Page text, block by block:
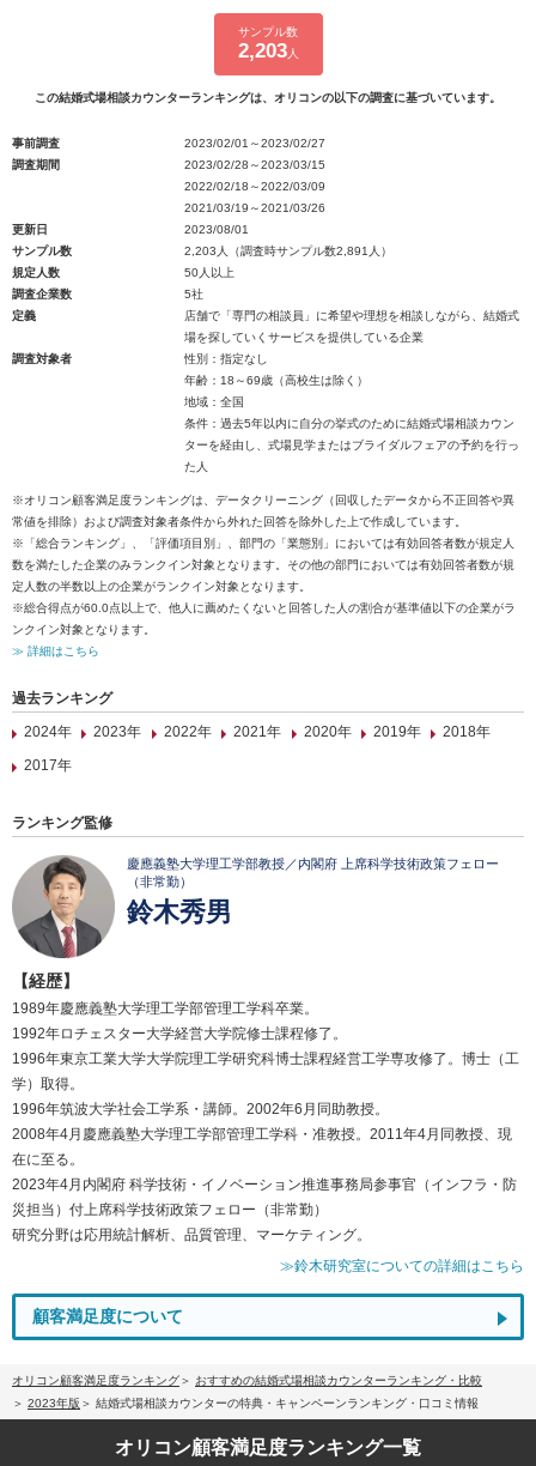
サンプル数
2,203人
この結婚式場相談カウンターランキングは、オリコンの以下の調査に基づいています。
事前調査
2023/02/01～2023/02/27
調査期間
2023/02/28～2023/03/15
2022/02/18～2022/03/09
2021/03/19～2021/03/26
更新日
2023/08/01
サンプル数
2,203人（調査時サンプル数2,891人）
規定人数
50人以上
調査企業数
5社
定義
店舗で「専門の相談員」に希望や理想を相談しながら、結婚式
場を探していくサービスを提供している企業
調査対象者
性別：指定なし
年齢：18～69歳（高校生は除く）
地域：全国
条件：過去5年以内に自分の挙式のために結婚式場相談カウン
ターを経由し、式場見学またはブライダルフェアの予約を行っ
た人
※オリコン顧客満足度ランキングは、データクリーニング（回収したデータから不正回答や異
常値を排除）および調査対象者条件から外れた回答を除外した上で作成しています。
※「総合ランキング」、「評価項目別」、部門の「業態別」においては有効回答者数が規定人
数を満たした企業のみランクイン対象となります。その他の部門においては有効回答者数が規
定人数の半数以上の企業がランクイン対象となります。
※総合得点が60.0点以上で、他人に薦めたくないと回答した人の割合が基準値以下の企業がラ
ンクイン対象となります。
≫ 詳細はこちら
過去ランキング
2024年
2023年 2022年 2021年 2020年 2019年
2018年
2017年
ランキング監修
慶應義塾大学理工学部教授／内閣府 上席科学技術政策フェロー
（非常勤）
鈴木秀男
【経歴】
1989年慶應義塾大学理工学部管理工学科卒業。
1992年ロチェスター大学経営大学院修士課程修了。
1996年東京工業大学大学院理工学研究科博士課程経営工学専攻修了。博士（工
学）取得。
1996年筑波大学社会工学系・講師。2002年6月同助教授。
2008年4月慶應義塾大学理工学部管理工学科・准教授。2011年4月同教授、現
在に至る。
2023年4月内閣府 科学技術・イノベーション推進事務局参事官（インフラ・防
災担当）付上席科学技術政策フェロー（非常勤）
研究分野は応用統計解析、品質管理、マーケティング。
≫鈴木研究室についての詳細はこちら
顧客満足度について
オリコン顧客満足度ランキング
おすすめの結婚式場相談カウンターランキング・比較
2023年版
結婚式場相談カウンターの特典・キャンペーンランキング・口コミ情報
オリコン顧客満足度ランキング一覧